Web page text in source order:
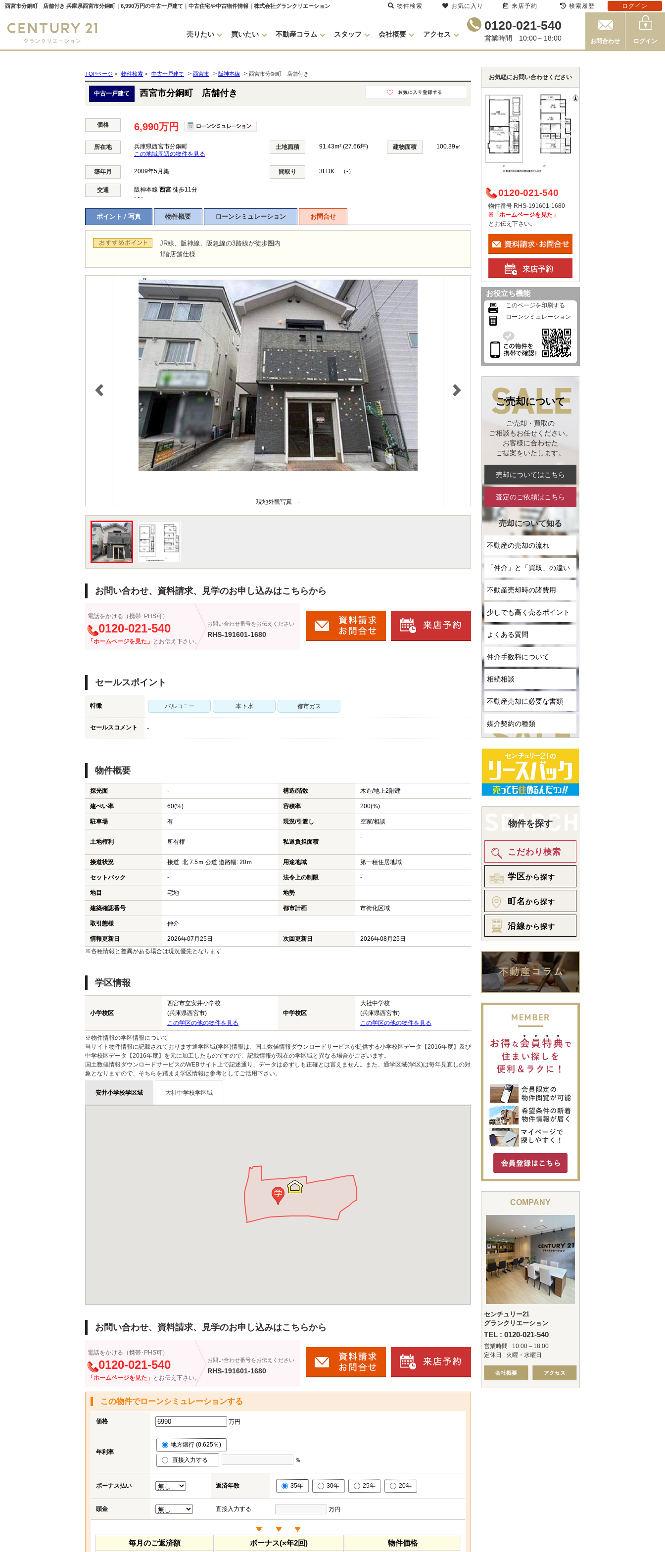
西宮市分銅町 店舗付き 兵庫県西宮市分銅町｜6,990万円の中古一戸建て｜中古住宅や中古物件情報｜株式会社グランクリエーション
売りたい 買いたい 不動産コラム スタッフ 会社概要 アクセス
0120-021-540
営業時間 10:00～18:00 お問合わせ ログイン
TOPページ > 物件検索 > 中古一戸建て > 西宮市 > 阪神本線 > 西宮市分銅町 店舗付き
中古一戸建て 西宮市分銅町 店舗付き
価格 6,990万円
所在地
兵庫県西宮市分銅町
この地域周辺の物件を見る
土地面積 91.43m² (27.66坪) 建物面積 100.39㎡
築年月 2009年5月築 間取り 3LDK （-）
交通 阪神本線 西宮 徒歩11分
- - -
ポイント / 写真 物件概要 ローンシミュレーション お問合せ
JR線、阪神線、阪急線の3路線が徒歩圏内
1階店舗仕様
現地外観写真 -
お問い合わせ、資料請求、見学のお申し込みはこちらから
電話をかける（携帯･PHS可）
0120-021-540
「ホームページを見た」 とお伝え下さい。
お問い合わせ番号をお伝えください
RHS-191601-1680
セールスポイント
特徴 バルコニー 本下水 都市ガス
セールスコメント -
物件概要
採光面 - 構造/階数 木造/地上2階建
建ぺい率 60(%) 容積率 200(%)
駐車場 有 現況/引渡し 空家/相談
土地権利 所有権 私道負担面積
-
接道状況 接道: 北 7.5ｍ 公道 道路幅: 20ｍ 用途地域 第一種住居地域
セットバック - 法令上の制限 -
地目 宅地 地勢
建築確認番号 都市計画 市街化区域
取引態様 仲介
情報更新日 2026年07月25日 次回更新日
2026年08月25日
※各種情報と差異がある場合は現況優先となります
学区情報
小学校区
西宮市立安井小学校
(兵庫県西宮市)
この学区の他の物件を見る
中学校区
大社中学校
(兵庫県西宮市)
この学区の他の物件を見る
※物件情報の学区情報について
当サイト物件情報に記載されております通学区域(学区)情報は、国土数値情報ダウンロードサービスが提供する小学校区データ【2016年度】及び
中学校区データ【2016年度】を元に加工したものですので、記載情報が現在の学区域と異なる場合がございます。
国土数値情報ダウンロードサービスのWEBサイト上で記述通り、データは必ずしも正確とは言えません。また、通学区域(学区)は毎年見直しの対
象となりますので、そちらを踏まえ学区情報は参考としてご活用下さい。
安井小学校学区域 大社中学校学区域
学
お問い合わせ、資料請求、見学のお申し込みはこちらから
電話をかける（携帯･PHS可）
0120-021-540
「ホームページを見た」 とお伝え下さい。
お問い合わせ番号をお伝えください
RHS-191601-1680
この物件でローンシミュレーションする
価格 万円
年利率
地方銀行 (0.625％)
直接入力する ％
ボーナス払い 返済年数 35年 30年 25年 20年
頭金 直接入力する 万円
毎月のご返済額 ボーナス(×年2回) 物件価格
お気軽にお問い合わせください
0120-021-540
物件番号 RHS-191601-1680
※「ホームページを見た」
とお伝え下さい。
お役立ち機能
このページを印刷する
ローンシミュレーション
ご売却について
ご売却・買取の
ご相談もお任せください。
お客様に合わせた
ご提案をいたします。
売却についてはこちら
査定のご依頼はこちら
売却について知る
不動産の売却の流れ
「仲介」と「買取」の違い
不動産売却時の諸費用
少しでも高く売るポイント
よくある質問
仲介手数料について
相続相談
不動産売却に必要な書類
媒介契約の種類
物件を探す
こだわり検索
学区から探す
町名から探す
沿線から探す
COMPANY
センチュリー21
グランクリエーション
TEL : 0120-021-540
営業時間 : 10:00～18:00
定休日 : 火曜・水曜日
物件検索 お気に入り 来店予約 検索履歴 ログイン